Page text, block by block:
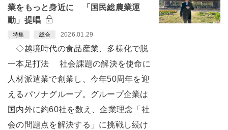
業をもっと身近に 「国民総農業運
動」提唱
特集 総合 2026.01.29
◇越境時代の食品産業、多様化で脱
一本足打法 社会課題の解決を使命に
人材派遣業で創業し、今年50周年を迎
えるパソナグループ。グループ企業は
国内外に約60社を数え、企業理念「社
会の問題点を解決する」に挑戦し続け